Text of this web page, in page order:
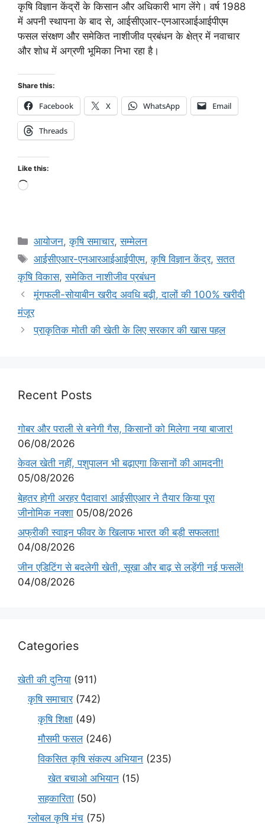
कृषि विज्ञान केंद्रों के किसान और अधिकारी भाग लेंगे। वर्ष 1988
में अपनी स्थापना के बाद से, आईसीएआर-एनआरआईआईपीएम
फसल संरक्षण और समेकित नाशीजीव प्रबंधन के क्षेत्र में नवाचार
और शोध में अग्रणी भूमिका निभा रहा है।
Share this:
Facebook X WhatsApp Email
Threads
Like this:
आयोजन,कृषि समाचार,सम्मेलन
आईसीएआर-एनआरआईआईपीएम,कृषि विज्ञान केंद्र,सतत
कृषि विकास,समेकित नाशीजीव प्रबंधन
मूंगफली-सोयाबीन खरीद अवधि बढ़ी, दालों की 100% खरीदी
मंजूर
प्राकृतिक मोती की खेती के लिए सरकार की खास पहल
Recent Posts
गोबर और पराली से बनेगी गैस, किसानों को मिलेगा नया बाजार!
06/08/2026
केवल खेती नहीं, पशुपालन भी बढ़ाएगा किसानों की आमदनी!
05/08/2026
बेहतर होगी अरहर पैदावार! आईसीएआर ने तैयार किया पूरा
जीनोमिक नक्शा 05/08/2026
अफ्रीकी स्वाइन फीवर के खिलाफ भारत की बड़ी सफलता!
04/08/2026
जीन एडिटिंग से बदलेगी खेती, सूखा और बाढ़ से लड़ेंगी नई फसलें!
04/08/2026
Categories
खेती की दुनिया (911)
कृषि समाचार(742)
कृषि शिक्षा (49)
मौसमी फसल(246)
विकसित कृषि संकल्प अभियान (235)
खेत बचाओ अभियान (15)
सहकारिता (50)
ग्लोबल कृषि मंच (75)